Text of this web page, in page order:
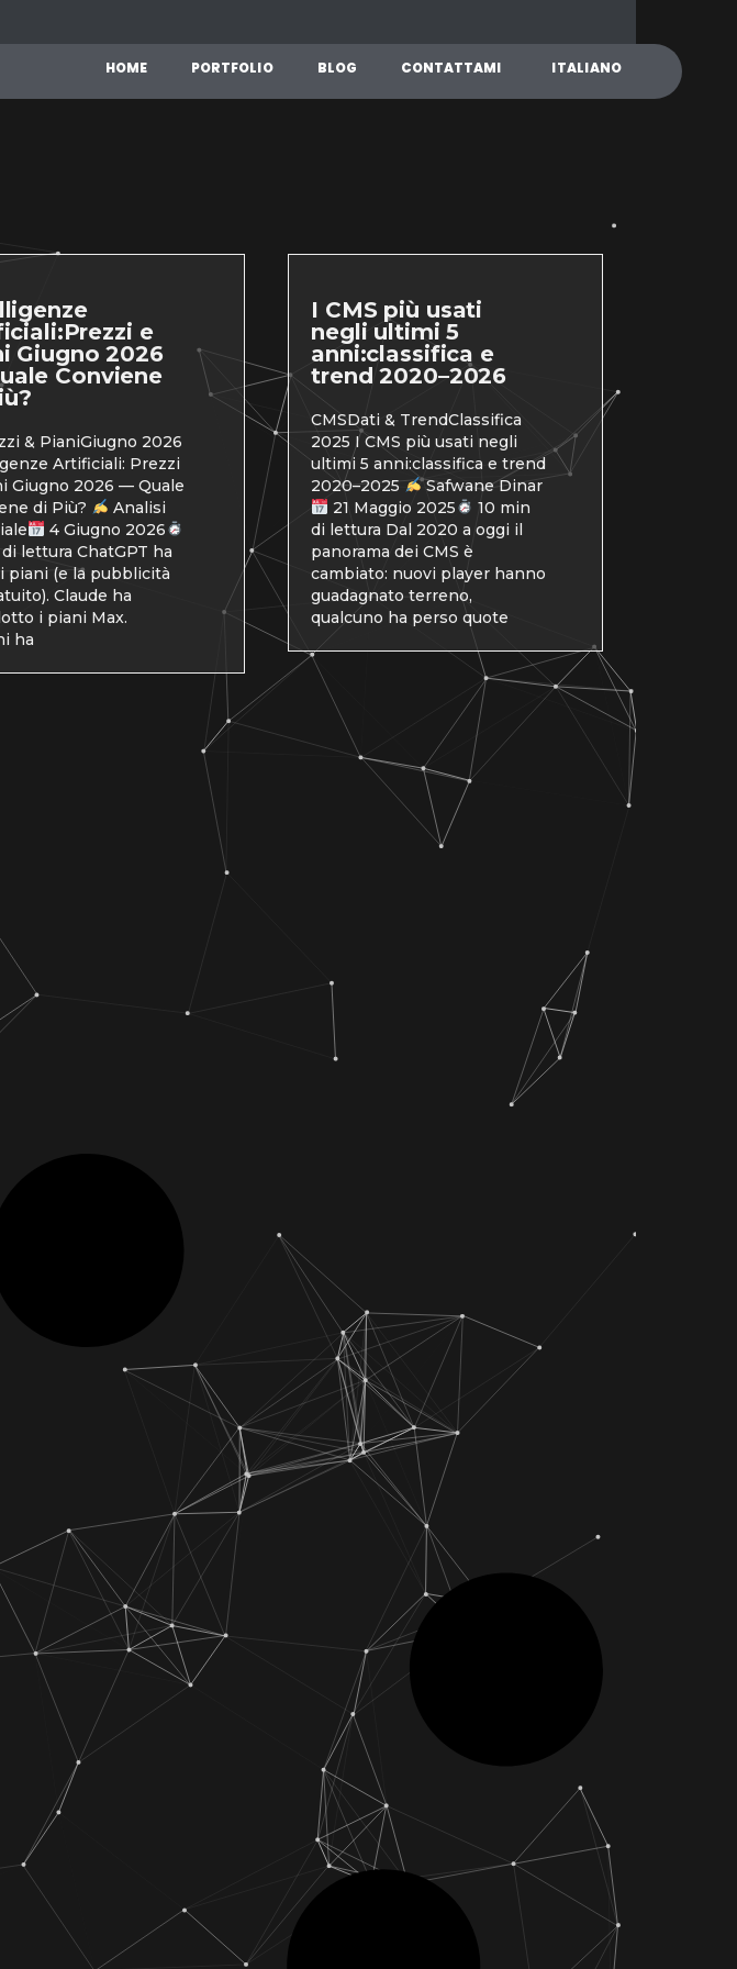
HOME PORTFOLIO BLOG CONTATTAMI ITALIANO
e
Giugno 2026
Conviene
& PianiGiugno 2026
Artificiali: Prezzi
Giugno 2026 — Quale
di Più?
Analisi
4 Giugno 2026
lettura ChatGPT ha
piani (e la pubblicità
Claude ha
i piani Max.
ha
I CMS più usati
negli ultimi 5
anni:classifica e
trend 2020–2026
CMSDati & TrendClassifica
2025 I CMS più usati negli
ultimi 5 anni:classifica e trend
2020–2025
Safwane Dinar
21 Maggio 2025
10 min
di lettura Dal 2020 a oggi il
panorama dei CMS è
cambiato: nuovi player hanno
guadagnato terreno,
qualcuno ha perso quote